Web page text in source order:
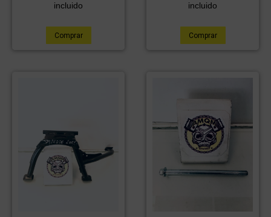
incluido
Comprar
incluido
Comprar